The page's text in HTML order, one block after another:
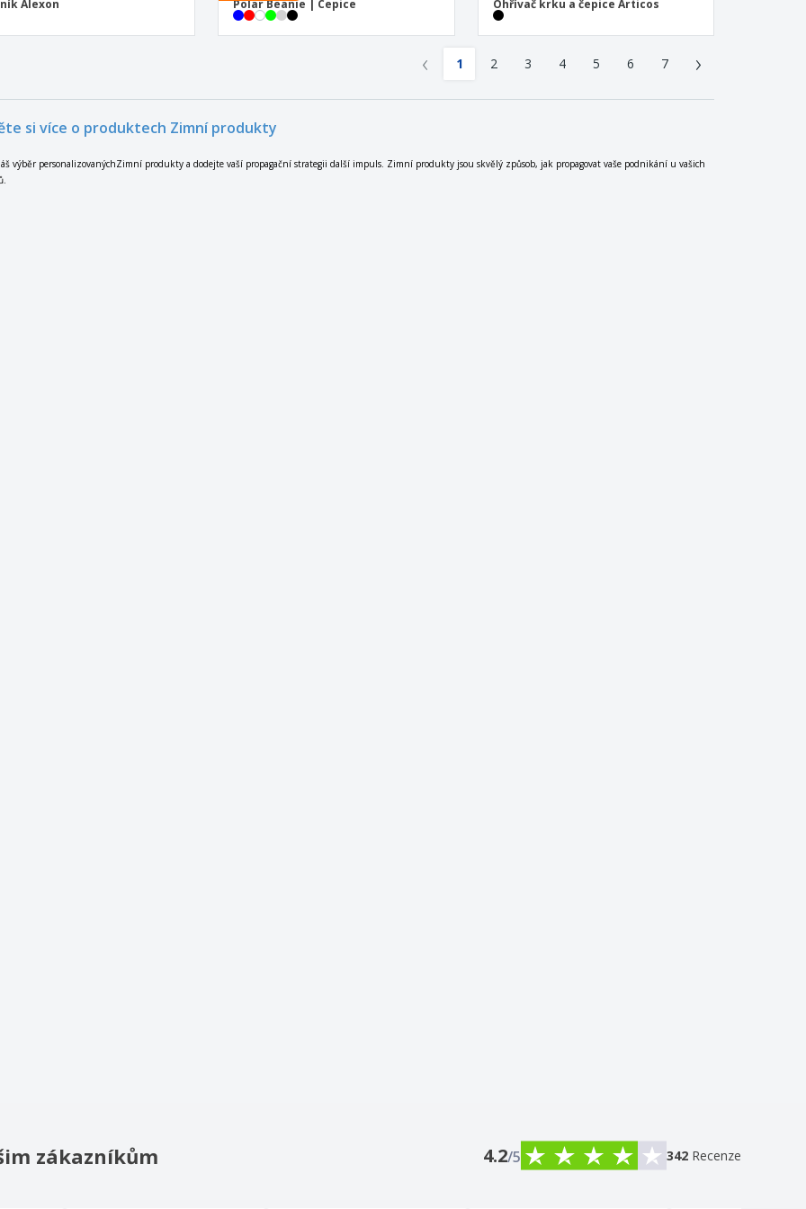
Alexon Polar Beanie | Cepice Ohřívač krku a čepice Articos
‹ 1 2 3 4 5 6 7 ›
si více o produktech Zimní produkty
výběr personalizovanýchZimní produkty a dodejte vaší propagační strategii další impuls. Zimní produkty jsou skvělý způsob, jak propagovat vaše podnikání u vašich
zákazníkům 4.2/5 342 Recenze